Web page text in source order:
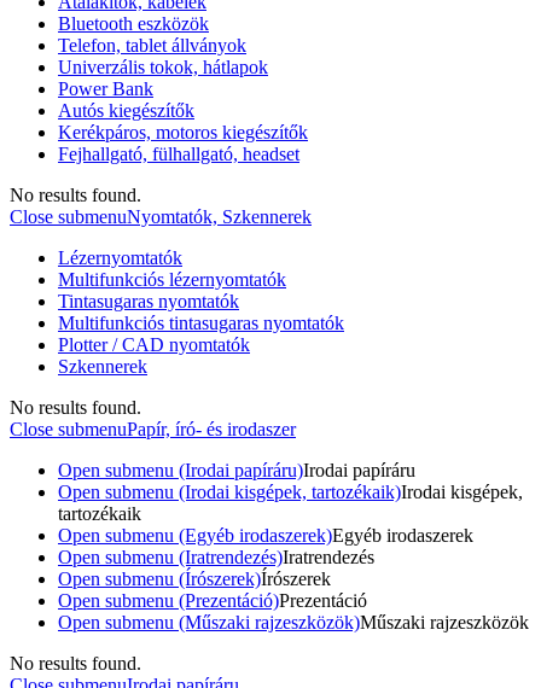
Bluetooth eszközök
Telefon, tablet állványok
Univerzális tokok, hátlapok
Power Bank
Autós kiegészítők
Kerékpáros, motoros kiegészítők
Fejhallgató, fülhallgató, headset
No results found.
Close submenuNyomtatók, Szkennerek
Lézernyomtatók
Multifunkciós lézernyomtatók
Tintasugaras nyomtatók
Multifunkciós tintasugaras nyomtatók
Plotter / CAD nyomtatók
Szkennerek
No results found.
Close submenuPapír, író- és irodaszer
Open submenu (Irodai papíráru)Irodai papíráru
Open submenu (Irodai kisgépek, tartozékaik)Irodai kisgépek,
tartozékaik
Open submenu (Egyéb irodaszerek)Egyéb irodaszerek
Open submenu (Iratrendezés)Iratrendezés
Open submenu (Írószerek)Írószerek
Open submenu (Prezentáció)Prezentáció
Open submenu (Műszaki rajzeszközök)Műszaki rajzeszközök
No results found.